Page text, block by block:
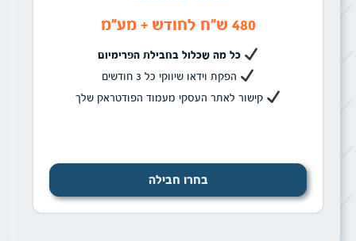
480 ש״ח לחודש + מע״מ
כל מה שכלול בחבילת הפרימיום
הפקת וידאו שיווקי כל 3 חודשים
קישור לאתר העסקי מעמוד הפודטראק שלך
בחרו חבילה